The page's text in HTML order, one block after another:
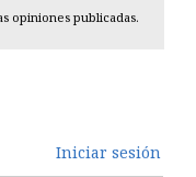
opiniones publicadas.
Iniciar sesión